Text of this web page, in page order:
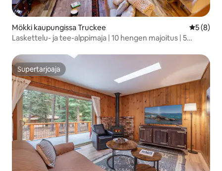
Mökki kaupungissa Truckee
5 (8)
Laskettelu- ja tee-alppimaja | 10 hengen majoitus | 5
Supertarjoaja
Supertarjoaja